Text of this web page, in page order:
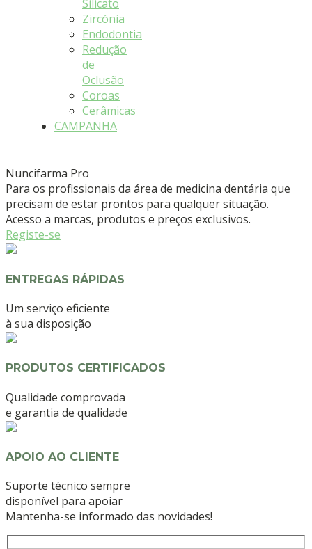
Silicato
Zircónia
Endodontia
Redução
de
Oclusão
Coroas
Cerâmicas
CAMPANHA
Nuncifarma Pro
Para os profissionais da área de medicina dentária que
precisam de estar prontos para qualquer situação.
Acesso a marcas, produtos e preços exclusivos.
Registe-se
ENTREGAS RÁPIDAS
Um serviço eficiente
à sua disposição
PRODUTOS CERTIFICADOS
Qualidade comprovada
e garantia de qualidade
APOIO AO CLIENTE
Suporte técnico sempre
disponível para apoiar
Mantenha-se informado das novidades!